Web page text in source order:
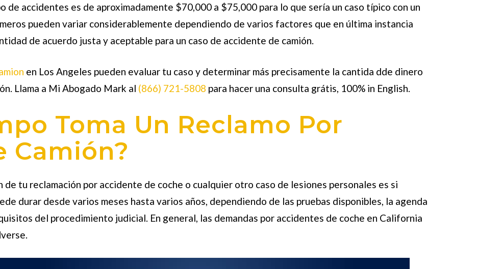
accidentes es de aproximadamente $70,000 a $75,000 para lo que sería un caso típico con un
pueden variar considerablemente dependiendo de varios factores que en última instancia
de acuerdo justa y aceptable para un caso de accidente de camión.
en Los Angeles pueden evaluar tu caso y determinar más precisamente la cantida dde dinero
Llama a Mi Abogado Mark al (866) 721-5808 para hacer una consulta grátis, 100% in English.
Toma Un Reclamo Por
Camión?
de tu reclamación por accidente de coche o cualquier otro caso de lesiones personales es si
durar desde varios meses hasta varios años, dependiendo de las pruebas disponibles, la agenda
del procedimiento judicial. En general, las demandas por accidentes de coche en California